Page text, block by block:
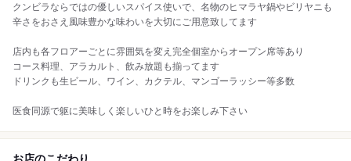
クンビラならではの優しいスパイス使いで、名物のヒマラヤ鍋やビリヤニも
辛さをおさえ風味豊かな味わいを大切にご用意致してます
店内も各フロアーごとに雰囲気を変え完全個室からオープン席等あり
コース料理、アラカルト、飲み放題も揃ってます
ドリンクも生ビール、ワイン、カクテル、マンゴーラッシー等多数
医食同源で躯に美味しく楽しいひと時をお楽しみ下さい